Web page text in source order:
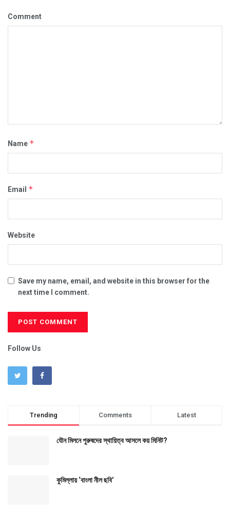
Comment
Name *
Email *
Website
Save my name, email, and website in this browser for the
next time I comment.
Follow Us
Trending Comments Latest
যৌন মিলনে পুরুষদের স্থায়িত্ব আসলে কয় মিনিট?
কুমিল্লায় ‘বাংলা নীল ছবি’